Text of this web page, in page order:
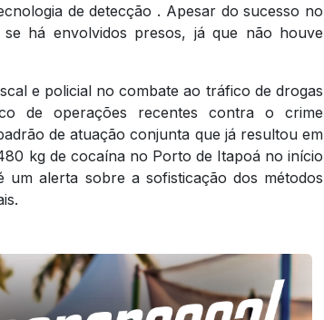
de detecção . Apesar do sucesso no
se há envolvidos presos, já que não houve
e policial no combate ao tráfico de drogas
de operações recentes contra o crime
de atuação conjunta que já resultou em
kg de cocaína no Porto de Itapoá no início
alerta sobre a sofisticação dos métodos